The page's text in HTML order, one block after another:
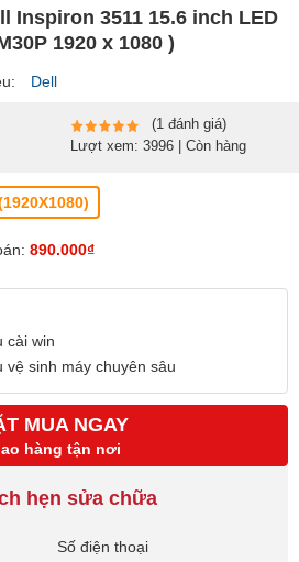
Inspiron 3511 15.6 inch LED
1920 x 1080 )
Dell
(1 đánh giá)
Lượt xem: 3996 | Còn hàng
890.000₫
cài win
vệ sinh máy chuyên sâu
MUA NGAY
hàng tận nơi
hẹn sửa chữa
Số điện thoại